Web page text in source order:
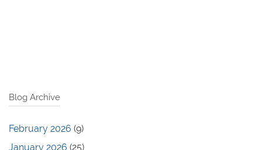
Blog Archive
February 2026 (9)
January 2026 (25)